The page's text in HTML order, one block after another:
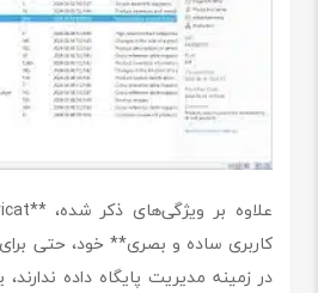
کاربری ساده و بصری** خود، حتی
در زمینه مدیریت پایگاه داده